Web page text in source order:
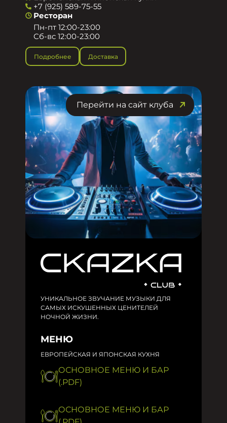
+7 (925) 589-75-55
Ресторан
Пн-пт 12:00-23:00
Сб-вс 12:00-23:00
Подробнее Доставка
Перейти на сайт клуба
УНИКАЛЬНОЕ ЗВУЧАНИЕ МУЗЫКИ ДЛЯ
САМЫХ ИСКУШЕННЫХ ЦЕНИТЕЛЕЙ
НОЧНОЙ ЖИЗНИ.
МЕНЮ
ЕВРОПЕЙСКАЯ И ЯПОНСКАЯ КУХНЯ
ОСНОВНОЕ МЕНЮ И БАР
(.PDF)
ОСНОВНОЕ МЕНЮ И БАР